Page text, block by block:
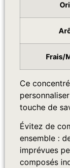
Frais/
Ce
touche de
Évitez de
ensemble :
imprévues
composés